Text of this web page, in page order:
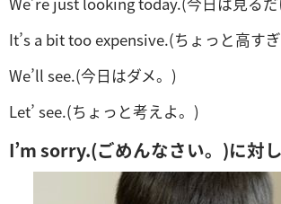
It’s a bit too expensive.(ちょっと高す
We’ll see.(今日はダメ。)
Let’ see.(ちょっと考えよ。)
I’m sorry.(ごめんなさい。)に対